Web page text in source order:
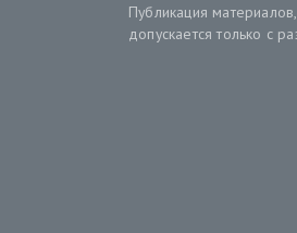
Публикация
допускается только с